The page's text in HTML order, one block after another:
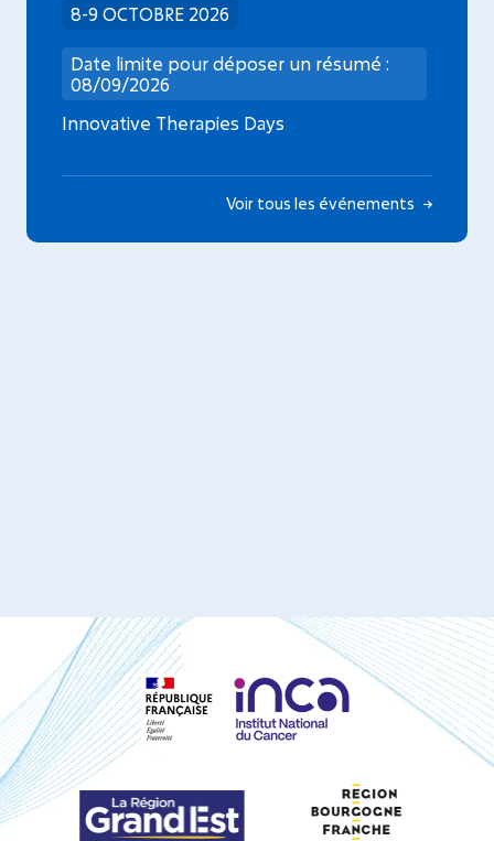
8-9 OCTOBRE 2026
Date limite pour déposer un résumé :
08/09/2026
Innovative Therapies Days
Voir tous les événements